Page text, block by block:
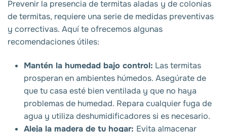
Prevenir la presencia de termitas aladas y de colonias
de termitas, requiere una serie de medidas preventivas
y correctivas. Aquí te ofrecemos algunas
recomendaciones útiles:
Mantén la humedad bajo control: Las termitas
prosperan en ambientes húmedos. Asegúrate de
que tu casa esté bien ventilada y que no haya
problemas de humedad. Repara cualquier fuga de
agua y utiliza deshumidificadores si es necesario.
Aleja la madera de tu hogar: Evita almacenar